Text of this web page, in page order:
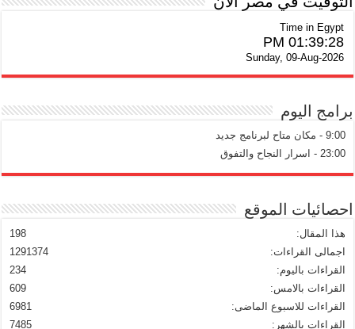
Time in Egypt
01:39:29 PM
Sunday, 09-Aug-2026
برامج اليوم
9:00 - مكان متاح لبرنامج جديد
23:00 - اسرار النجاح والتفوق
احصائيات الموقع
198
هذا المقال:
1291374
اجمالى القراءات:
234
القراءات باليوم:
609
القراءات بالامس:
6981
القراءات للاسبوع الماضى:
7485
القراءات بالشهر: